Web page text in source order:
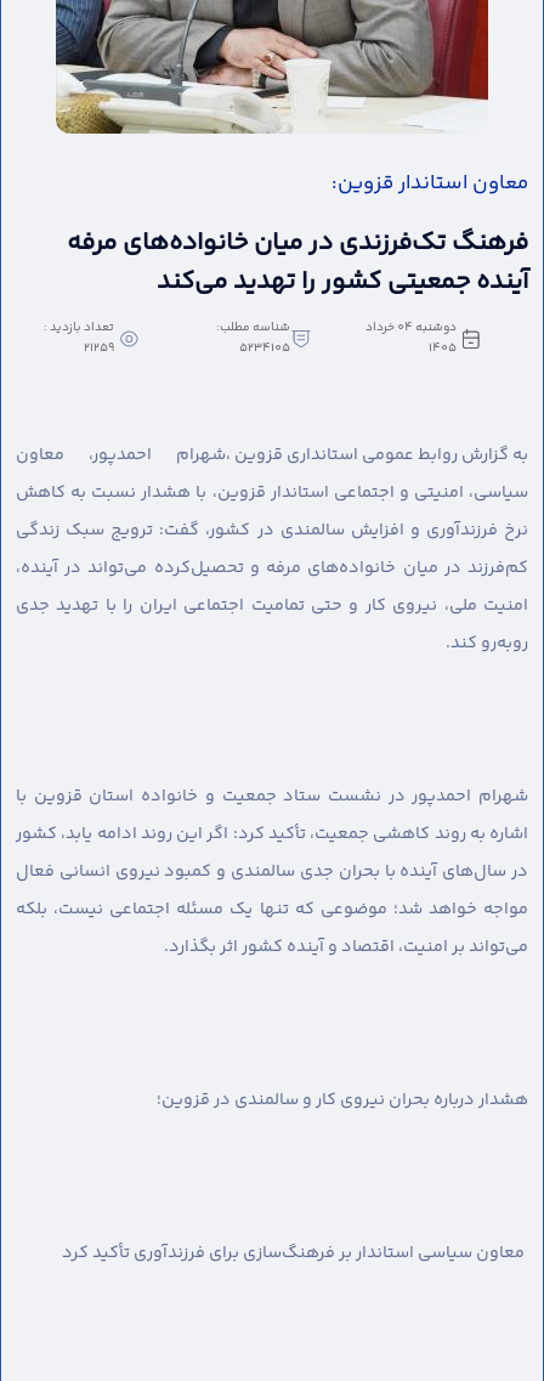
معاون استاندار قزوین:
فرهنگ تک‌فرزندی در میان خانواده‌های مرفه
آینده جمعیتی کشور را تهدید می‌کند
دوشنبه 04 خرداد
1405
شناسه مطلب:
5234105
تعداد بازدید :
21259
به گزارش روابط عمومی استانداری قزوین ،شهرام احمدپور، معاون
سیاسی، امنیتی و اجتماعی استاندار قزوین، با هشدار نسبت به کاهش
نرخ فرزندآوری و افزایش سالمندی در کشور، گفت: ترویج سبک زندگی
کم‌فرزند در میان خانواده‌های مرفه و تحصیل‌کرده می‌تواند در آینده،
امنیت ملی، نیروی کار و حتی تمامیت اجتماعی ایران را با تهدید جدی
روبه‌رو کند.
شهرام احمدپور در نشست ستاد جمعیت و خانواده استان قزوین با
اشاره به روند کاهشی جمعیت، تأکید کرد: اگر این روند ادامه یابد، کشور
در سال‌های آینده با بحران جدی سالمندی و کمبود نیروی انسانی فعال
مواجه خواهد شد؛ موضوعی که تنها یک مسئله اجتماعی نیست، بلکه
می‌تواند بر امنیت، اقتصاد و آینده کشور اثر بگذارد.
هشدار درباره بحران نیروی کار و سالمندی در قزوین؛
معاون سیاسی استاندار بر فرهنگ‌سازی برای فرزندآوری تأکید کرد